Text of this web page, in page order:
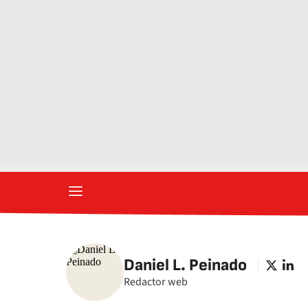
Daniel L. Peinado
Redactor web
twitter